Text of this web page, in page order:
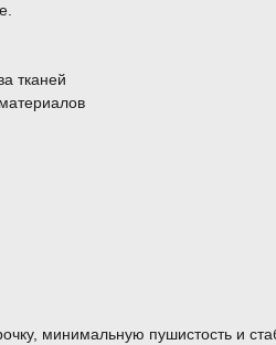
тканей
минимальную пушистость и